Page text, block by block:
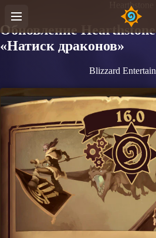
Hearthstone
Обновление
«Натиск драконов»
Blizzard